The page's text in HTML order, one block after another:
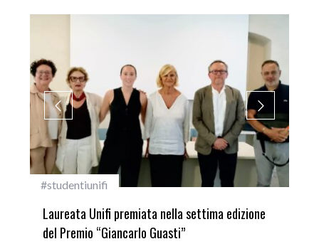
#studentiunifi
Laureata Unifi premiata nella settima edizione
del Premio “Giancarlo Guasti”